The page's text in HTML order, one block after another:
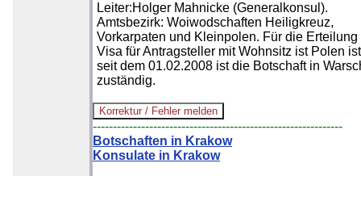
Leiter:Holger Mahnicke (Generalkonsul).
Amtsbezirk: Woiwodschaften Heiligkreuz,
Vorkarpaten und Kleinpolen. Für die Erteilung
Visa für Antragsteller mit Wohnsitz ist Polen ist
seit dem 01.02.2008 ist die Botschaft in
zuständig.
--------------------------------------------------------------
Botschaften in Krakow
Konsulate in Krakow